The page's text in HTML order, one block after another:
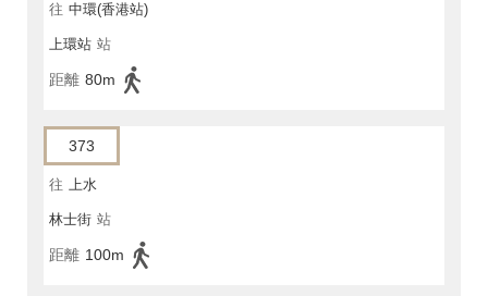
往 中環(香港站)
上環站 站
距離 80m
373
往 上水
林士街 站
距離 100m